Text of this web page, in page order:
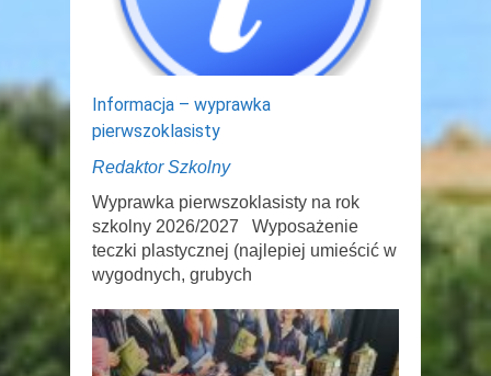
Informacja – wyprawka
pierwszoklasisty
Redaktor Szkolny
Wyprawka pierwszoklasisty na rok
szkolny 2026/2027 Wyposażenie
teczki plastycznej (najlepiej umieścić w
wygodnych, grubych